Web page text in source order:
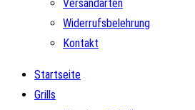
Versandarten
Widerrufsbelehrung
Kontakt
Startseite
Grills